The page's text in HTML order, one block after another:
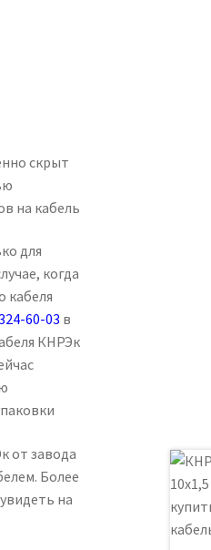
скрыт
на кабель
для
когда
кабеля
60-03 в
КНРЭк
от завода
Более
на